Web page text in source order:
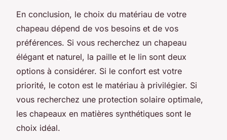
En conclusion, le choix du matériau de votre
chapeau dépend de vos besoins et de vos
préférences. Si vous recherchez un chapeau
élégant et naturel, la paille et le lin sont deux
options à considérer. Si le confort est votre
priorité, le coton est le matériau à privilégier. Si
vous recherchez une protection solaire optimale,
les chapeaux en matières synthétiques sont le
choix idéal.